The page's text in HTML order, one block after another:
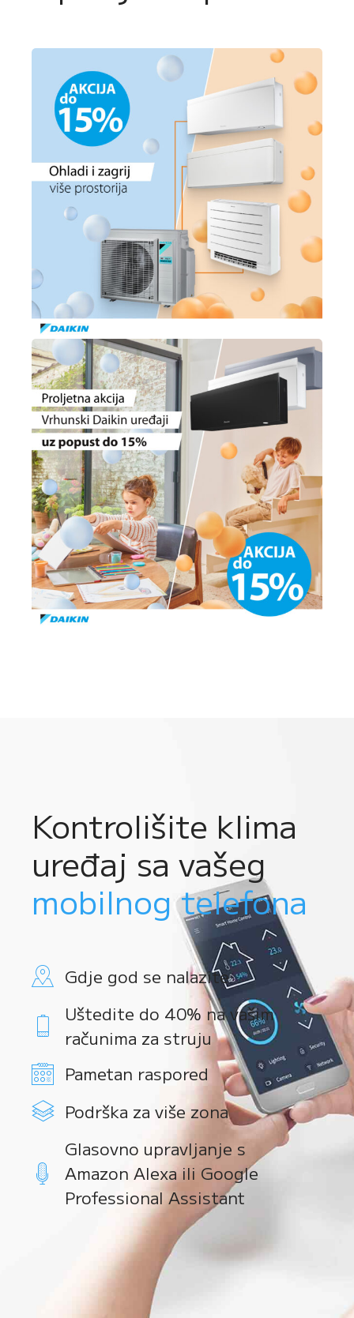
Kontrolišite klima
uređaj sa vašeg
mobilnog telefona
Gdje god se nalazite
Uštedite do 40% na vašim
računima za struju
Pametan raspored
Podrška za više zona
Glasovno upravljanje s
Amazon Alexa ili Google
Professional Assistant